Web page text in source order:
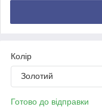
Колір
Золотий
Готово до відправки